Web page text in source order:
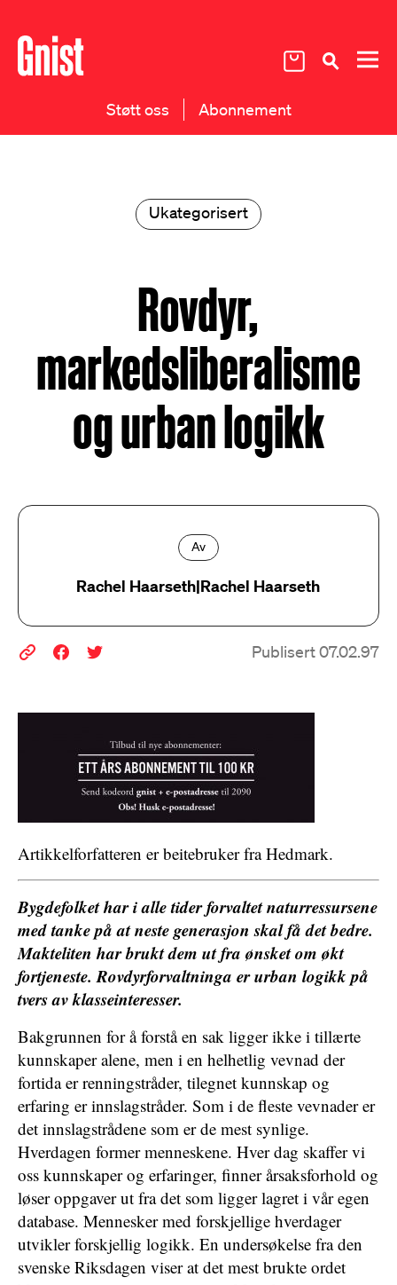
Støtt oss Abonnement
Ukategorisert
Rovdyr,
markedsliberalisme
og urban logikk
Av
Rachel Haarseth|Rachel Haarseth
Publisert 07.02.97
Artikkelforfatteren er beitebruker fra Hedmark.
Bygdefolket har i alle tider forvaltet naturressursene
med tanke på at neste generasjon skal få det bedre.
Makteliten har brukt dem ut fra ønsket om økt
fortjeneste. Rovdyrforvaltninga er urban logikk på
tvers av klasseinteresser.
Bakgrunnen for å forstå en sak ligger ikke i tillærte
kunnskaper alene, men i en helhetlig vevnad der
fortida er renningstråder, tilegnet kunnskap og
erfaring er innslagstråder. Som i de fleste vevnader er
det innslagstrådene som er de mest synlige.
Hverdagen former menneskene. Hver dag skaffer vi
oss kunnskaper og erfaringer, finner årsaksforhold og
løser oppgaver ut fra det som ligger lagret i vår egen
database. Mennesker med forskjellige hverdager
utvikler forskjellig logikk. En undersøkelse fra den
svenske Riksdagen viser at det mest brukte ordet